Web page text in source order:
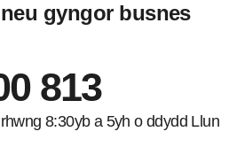
gyngor busnes
813
8:30yb a 5yh o ddydd Llun